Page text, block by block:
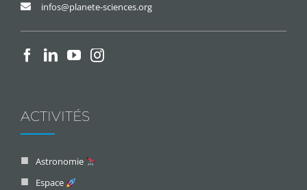
infos@planete-sciences.org
ACTIVITÉS
Astronomie
Espace